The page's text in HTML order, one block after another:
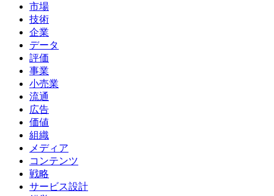
市場
技術
企業
データ
評価
事業
小売業
流通
広告
価値
組織
メディア
コンテンツ
戦略
サービス設計